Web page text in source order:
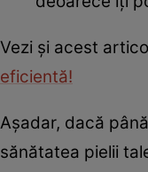
Vezi și acest
eficientă!
Așadar, dacă
sănătatea pielii